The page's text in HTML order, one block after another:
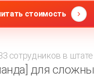
стоимость
сотрудников в штате
для